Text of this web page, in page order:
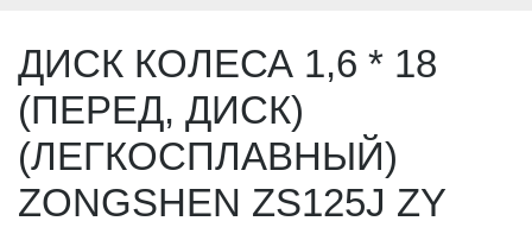
ДИСК КОЛЕСА 1,6 * 18
(ПЕРЕД, ДИСК)
(ЛЕГКОСПЛАВНЫЙ)
ZONGSHEN ZS125J ZY